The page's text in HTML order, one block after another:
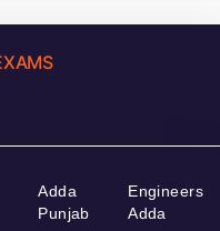
Adda
Punjab
Engineers
Adda